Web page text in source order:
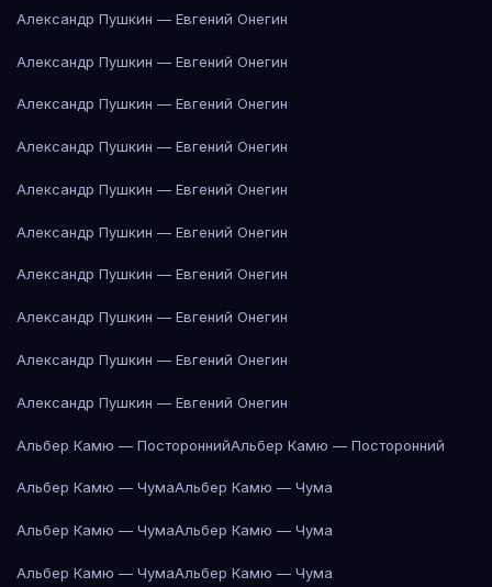
Александр Пушкин — Евгений Онегин
Александр Пушкин — Евгений Онегин
Александр Пушкин — Евгений Онегин
Александр Пушкин — Евгений Онегин
Александр Пушкин — Евгений Онегин
Александр Пушкин — Евгений Онегин
Александр Пушкин — Евгений Онегин
Александр Пушкин — Евгений Онегин
Александр Пушкин — Евгений Онегин
Александр Пушкин — Евгений Онегин
Альбер Камю — ПостороннийАльбер Камю — Посторонний
Альбер Камю — ЧумаАльбер Камю — Чума
Альбер Камю — ЧумаАльбер Камю — Чума
Альбер Камю — ЧумаАльбер Камю — Чума